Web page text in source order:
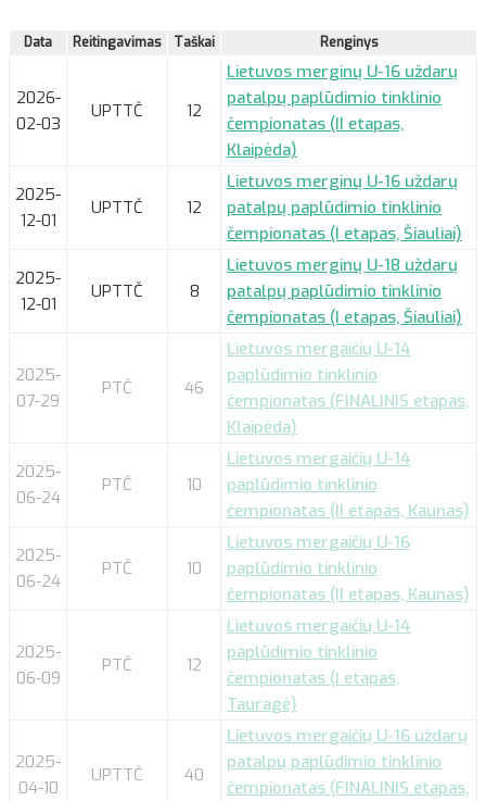
Data Reitingavimas Taškai Renginys
2026-
02-03
UPTTČ 12
Lietuvos merginų U-16 uždarų
patalpų paplūdimio tinklinio
čempionatas (II etapas,
Klaipėda)
2025-
12-01
UPTTČ 12
Lietuvos merginų U-16 uždarų
patalpų paplūdimio tinklinio
čempionatas (I etapas, Šiauliai)
2025-
12-01
UPTTČ 8
Lietuvos merginų U-18 uždarų
patalpų paplūdimio tinklinio
čempionatas (I etapas, Šiauliai)
2025-
07-29
PTČ 46
Lietuvos mergaičių U-14
paplūdimio tinklinio
čempionatas (FINALINIS etapas,
Klaipėda)
2025-
06-24
PTČ 10
Lietuvos mergaičių U-14
paplūdimio tinklinio
čempionatas (II etapas, Kaunas)
2025-
06-24
PTČ 10
Lietuvos mergaičių U-16
paplūdimio tinklinio
čempionatas (II etapas, Kaunas)
2025-
06-09
PTČ 12
Lietuvos mergaičių U-14
paplūdimio tinklinio
čempionatas (I etapas,
Tauragė)
2025-
04-10
UPTTČ 40
Lietuvos mergaičių U-16 uždarų
patalpų paplūdimio tinklinio
čempionatas (FINALINIS etapas,